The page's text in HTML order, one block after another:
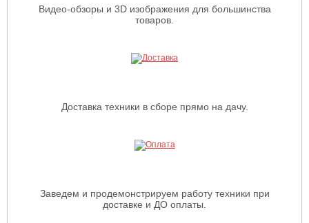
Видео-обзоры и 3D изображения для большинства
товаров.
Доставка техники в сборе прямо на дачу.
Заведем и продемонстрируем работу техники при
доставке и ДО оплаты.